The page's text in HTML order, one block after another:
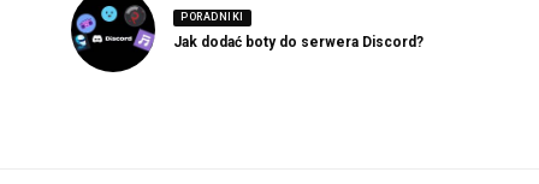
PORADNIKI
Jak dodać boty do serwera Discord?